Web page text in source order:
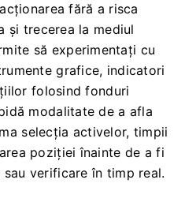
fără a risca
și trecerea la mediul
să experimentați cu
grafice, indicatori
folosind fonduri
modalitate de a afla
selecția activelor, timpii
poziției înainte de a fi
verificare în timp real.